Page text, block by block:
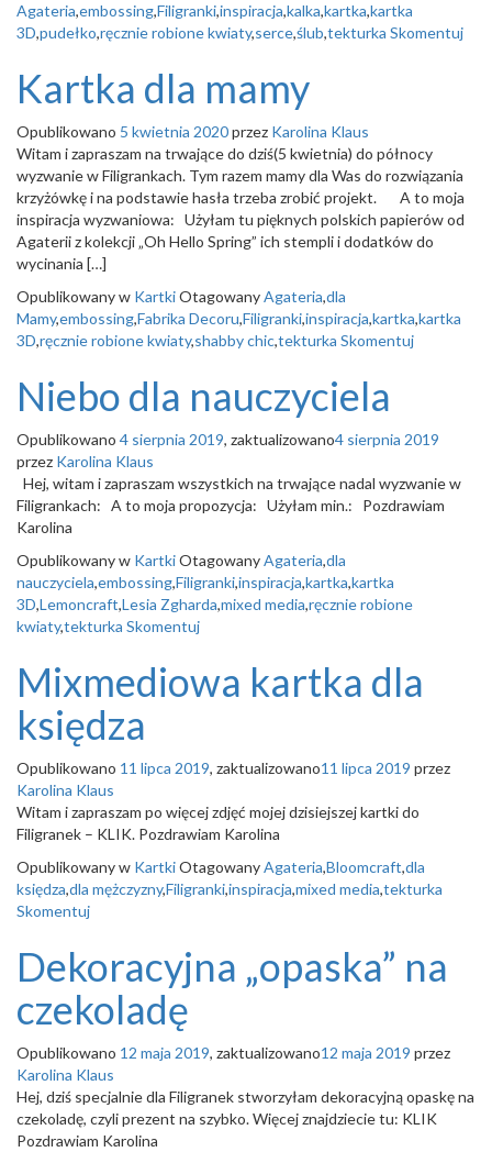
Agateria,embossing,Filigranki,inspiracja,kalka,kartka,kartka
3D,pudełko,ręcznie robione kwiaty,serce,ślub,tekturka Skomentuj
Kartka dla mamy
Opublikowano 5 kwietnia 2020przez Karolina Klaus
Witam i zapraszam na trwające do dziś(5 kwietnia) do północy
wyzwanie w Filigrankach. Tym razem mamy dla Was do rozwiązania
krzyżówkę i na podstawie hasła trzeba zrobić projekt. A to moja
inspiracja wyzwaniowa: Użyłam tu pięknych polskich papierów od
Agaterii z kolekcji „Oh Hello Spring” ich stempli i dodatków do
wycinania […]
Opublikowany w KartkiOtagowanyAgateria,dla
Mamy,embossing,Fabrika Decoru,Filigranki,inspiracja,kartka,kartka
3D,ręcznie robione kwiaty,shabby chic,tekturka Skomentuj
Niebo dla nauczyciela
Opublikowano 4 sierpnia 2019, zaktualizowano4 sierpnia 2019
przez Karolina Klaus
Hej, witam i zapraszam wszystkich na trwające nadal wyzwanie w
Filigrankach: A to moja propozycja: Użyłam min.: Pozdrawiam
Karolina
Opublikowany w KartkiOtagowanyAgateria,dla
nauczyciela,embossing,Filigranki,inspiracja,kartka,kartka
3D,Lemoncraft,Lesia Zgharda,mixed media,ręcznie robione
kwiaty,tekturka Skomentuj
Mixmediowa kartka dla
księdza
Opublikowano 11 lipca 2019, zaktualizowano11 lipca 2019 przez
Karolina Klaus
Witam i zapraszam po więcej zdjęć mojej dzisiejszej kartki do
Filigranek – KLIK. Pozdrawiam Karolina
Opublikowany w KartkiOtagowanyAgateria,Bloomcraft,dla
księdza,dla mężczyzny,Filigranki,inspiracja,mixed media,tekturka
Skomentuj
Dekoracyjna „opaska” na
czekoladę
Opublikowano 12 maja 2019, zaktualizowano12 maja 2019 przez
Karolina Klaus
Hej, dziś specjalnie dla Filigranek stworzyłam dekoracyjną opaskę na
czekoladę, czyli prezent na szybko. Więcej znajdziecie tu: KLIK
Pozdrawiam Karolina